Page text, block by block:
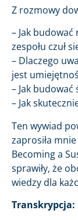
Z rozmowy
– Jak budować
zespołu czuł
– Dlaczego
jest
– Jak
– Jak
Ten wywiad
zaprosiła
Becoming a
sprawiły, że
wiedzy dla
Transkrypcja: